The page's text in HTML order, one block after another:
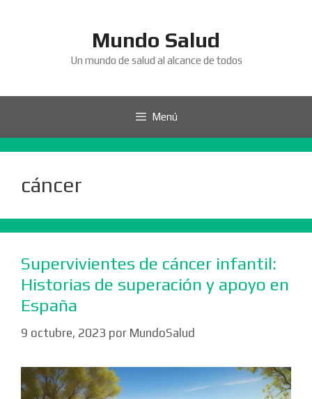
Mundo Salud
Un mundo de salud al alcance de todos
Menú
cáncer
Supervivientes de cáncer infantil:
Historias de superación y apoyo en
España
9 octubre, 2023 por MundoSalud